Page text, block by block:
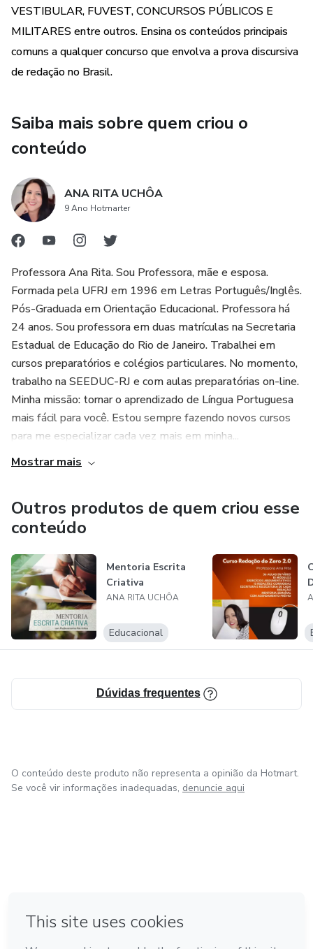
VESTIBULAR, FUVEST, CONCURSOS PÚBLICOS E
MILITARES entre outros. Ensina os conteúdos principais
comuns a qualquer concurso que envolva a prova discursiva
de redação no Brasil.
Saiba mais sobre quem criou o
conteúdo
ANA RITA UCHÔA
9 Ano Hotmarter
Professora Ana Rita. Sou Professora, mãe e esposa.
Formada pela UFRJ em 1996 em Letras Português/Inglês.
Pós-Graduada em Orientação Educacional. Professora há
24 anos. Sou professora em duas matrículas na Secretaria
Estadual de Educação do Rio de Janeiro. Trabalhei em
cursos preparatórios e colégios particulares. No momento,
trabalho na SEEDUC-RJ e com aulas preparatórias on-line.
Minha missão: tornar o aprendizado de Língua Portuguesa
mais fácil para você. Estou sempre fazendo novos cursos
para me especializar cada vez mais em minha...
Mostrar mais
Outros produtos de quem criou esse
conteúdo
Mentoria Escrita
Criativa
ANA RITA UCHÔA
Educacional
Dúvidas frequentes
O conteúdo deste produto não representa a opinião da Hotmart.
Se você vir informações inadequadas, denuncie aqui
Feito com ❤ em Bogotá